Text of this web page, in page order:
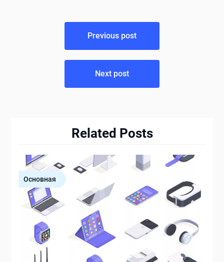
Навигация
Previous post
Next post
Related Posts
Основная